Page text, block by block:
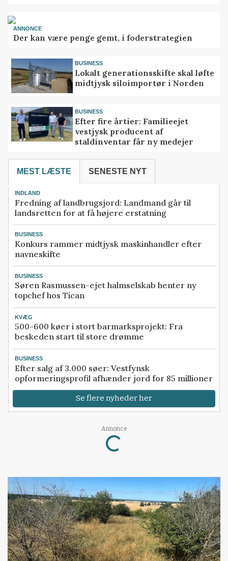
ANNONCE
Der kan være penge gemt, i foderstrategien
BUSINESS
Lokalt generationsskifte skal løfte
midtjysk siloimportør i Norden
BUSINESS
Efter fire årtier: Familieejet
vestjysk producent af
staldinventar får ny medejer
MEST LÆSTE SENESTE NYT
INDLAND
Fredning af landbrugsjord: Landmand går til
landsretten for at få højere erstatning
BUSINESS
Konkurs rammer midtjysk maskinhandler efter
navneskifte
BUSINESS
Søren Rasmussen-ejet halmselskab henter ny
topchef hos Tican
KVÆG
500-600 køer i stort barmarksprojekt: Fra
beskeden start til store drømme
BUSINESS
Efter salg af 3.000 søer: Vestfynsk
opformeringsprofil afhænder jord for 85 millioner
Se flere nyheder her
Annonce
Loading...